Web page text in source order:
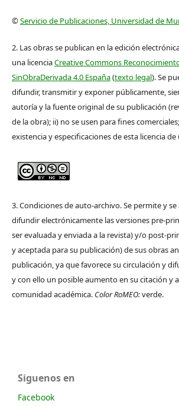
©Servicio de Publicaciones, Universidad de
2. Las obras se publican en la edición
una licenciaCreative Commons
SinObraDerivada 4.0 España(texto legal). Se
difundir, transmitir y exponer públicamente,
autoría y la fuente original de su publicación
de la obra); ii) no se usen para fines
existencia y especificaciones de esta licencia de
3. Condiciones de auto-archivo. Se permite y
difundir electrónicamente las versiones pre-
ser evaluada y enviada a la revista) y/o post-
y aceptada para su publicación) de sus obras
publicación, ya que favorece su circulación y
y con ello un posible aumento en su citación y
comunidad académica. Color RoMEO:verde.
Siguenos en
Facebook